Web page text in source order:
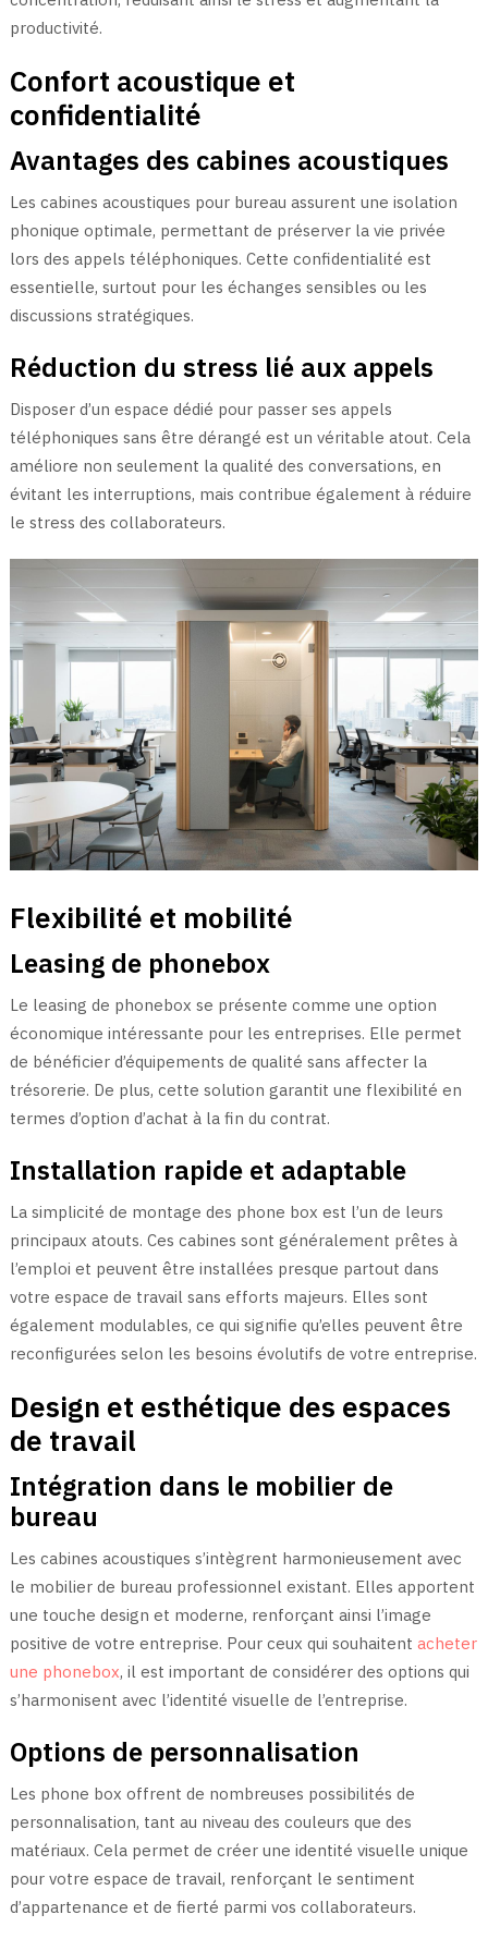
productivité.
Confort acoustique et
confidentialité
Avantages des cabines acoustiques
Les cabines acoustiques pour bureau assurent une isolation
phonique optimale, permettant de préserver la vie privée
lors des appels téléphoniques. Cette confidentialité est
essentielle, surtout pour les échanges sensibles ou les
discussions stratégiques.
Réduction du stress lié aux appels
Disposer d’un espace dédié pour passer ses appels
téléphoniques sans être dérangé est un véritable atout. Cela
améliore non seulement la qualité des conversations, en
évitant les interruptions, mais contribue également à réduire
le stress des collaborateurs.
Flexibilité et mobilité
Leasing de phonebox
Le leasing de phonebox se présente comme une option
économique intéressante pour les entreprises. Elle permet
de bénéficier d’équipements de qualité sans affecter la
trésorerie. De plus, cette solution garantit une flexibilité en
termes d’option d’achat à la fin du contrat.
Installation rapide et adaptable
La simplicité de montage des phone box est l’un de leurs
principaux atouts. Ces cabines sont généralement prêtes à
l’emploi et peuvent être installées presque partout dans
votre espace de travail sans efforts majeurs. Elles sont
également modulables, ce qui signifie qu’elles peuvent être
reconfigurées selon les besoins évolutifs de votre entreprise.
Design et esthétique des espaces
de travail
Intégration dans le mobilier de
bureau
Les cabines acoustiques s’intègrent harmonieusement avec
le mobilier de bureau professionnel existant. Elles apportent
une touche design et moderne, renforçant ainsi l’image
positive de votre entreprise. Pour ceux qui souhaitent acheter
une phonebox, il est important de considérer des options qui
s’harmonisent avec l’identité visuelle de l’entreprise.
Options de personnalisation
Les phone box offrent de nombreuses possibilités de
personnalisation, tant au niveau des couleurs que des
matériaux. Cela permet de créer une identité visuelle unique
pour votre espace de travail, renforçant le sentiment
d’appartenance et de fierté parmi vos collaborateurs.